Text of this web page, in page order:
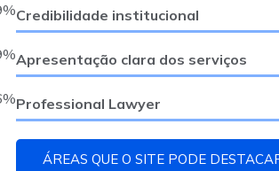
Credibilidade institucional
Apresentação clara dos serviços
Professional Lawyer
ÁREAS QUE O SITE PODE